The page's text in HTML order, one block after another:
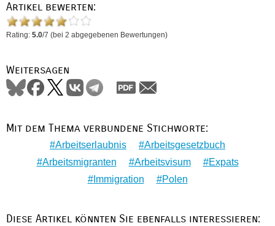
Artikel bewerten:
Rating: 5.0/7 (bei 2 abgegebenen Bewertungen)
Weitersagen
Mit dem Thema verbundene Stichworte:
Arbeitserlaubnis
Arbeitsgesetzbuch
Arbeitsmigranten
Arbeitsvisum
Expats
Immigration
Polen
Diese Artikel könnten Sie ebenfalls interessieren: